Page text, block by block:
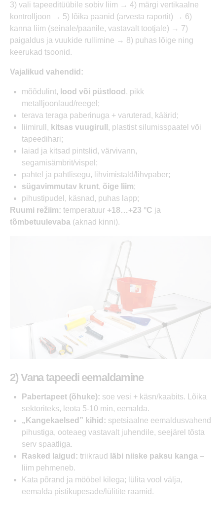
3) vali tapeeditüübile sobiv liim → 4) märgi vertikaalne
kontrolljoon → 5) lõika paanid (arvesta raportit) → 6)
kanna liim (seinale/paanile, vastavalt tootjale) → 7)
paigaldus ja vuukide rullimine → 8) puhas lõige ning
keerukad tsoonid.
Vajalikud vahendid:
mõõdulint, lood või püstlood , pikk
metalljoonlaud/reegel;
terava teraga paberinuga + varuterad, käärid;
liimirull, kitsas vuugirull , plastist silumisspaatel või
tapeedihari;
laiad ja kitsad pintslid, värvivann,
segamisämbrit/vispel;
pahtel ja pahtlisegu, lihvimistald/lihvpaber;
sügavimmutav krunt, õige liim;
pihustipudel, käsnad, puhas lapp;
Ruumi režiim: temperatuur +18…+23 °C ja
tõmbetuulevaba (aknad kinni).
2) Vana tapeedi eemaldamine
Pabertapeet (õhuke): soe vesi + käsn/kaabits. Lõika
sektoriteks, leota 5-10 min, eemalda.
„Kangekaelsed” kihid: spetsiaalne eemaldusvahend
pihustiga, ooteaeg vastavalt juhendile, seejärel tõsta
serv spaatliga.
Rasked laigud: triikraud läbi niiske paksu kanga –
liim pehmeneb.
Kata põrand ja mööbel kilega; lülita vool välja,
eemalda pistikupesade/lülitite raamid.